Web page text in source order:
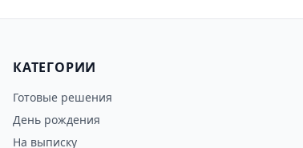
КАТЕГОРИИ
Готовые решения
День рождения
На выписку